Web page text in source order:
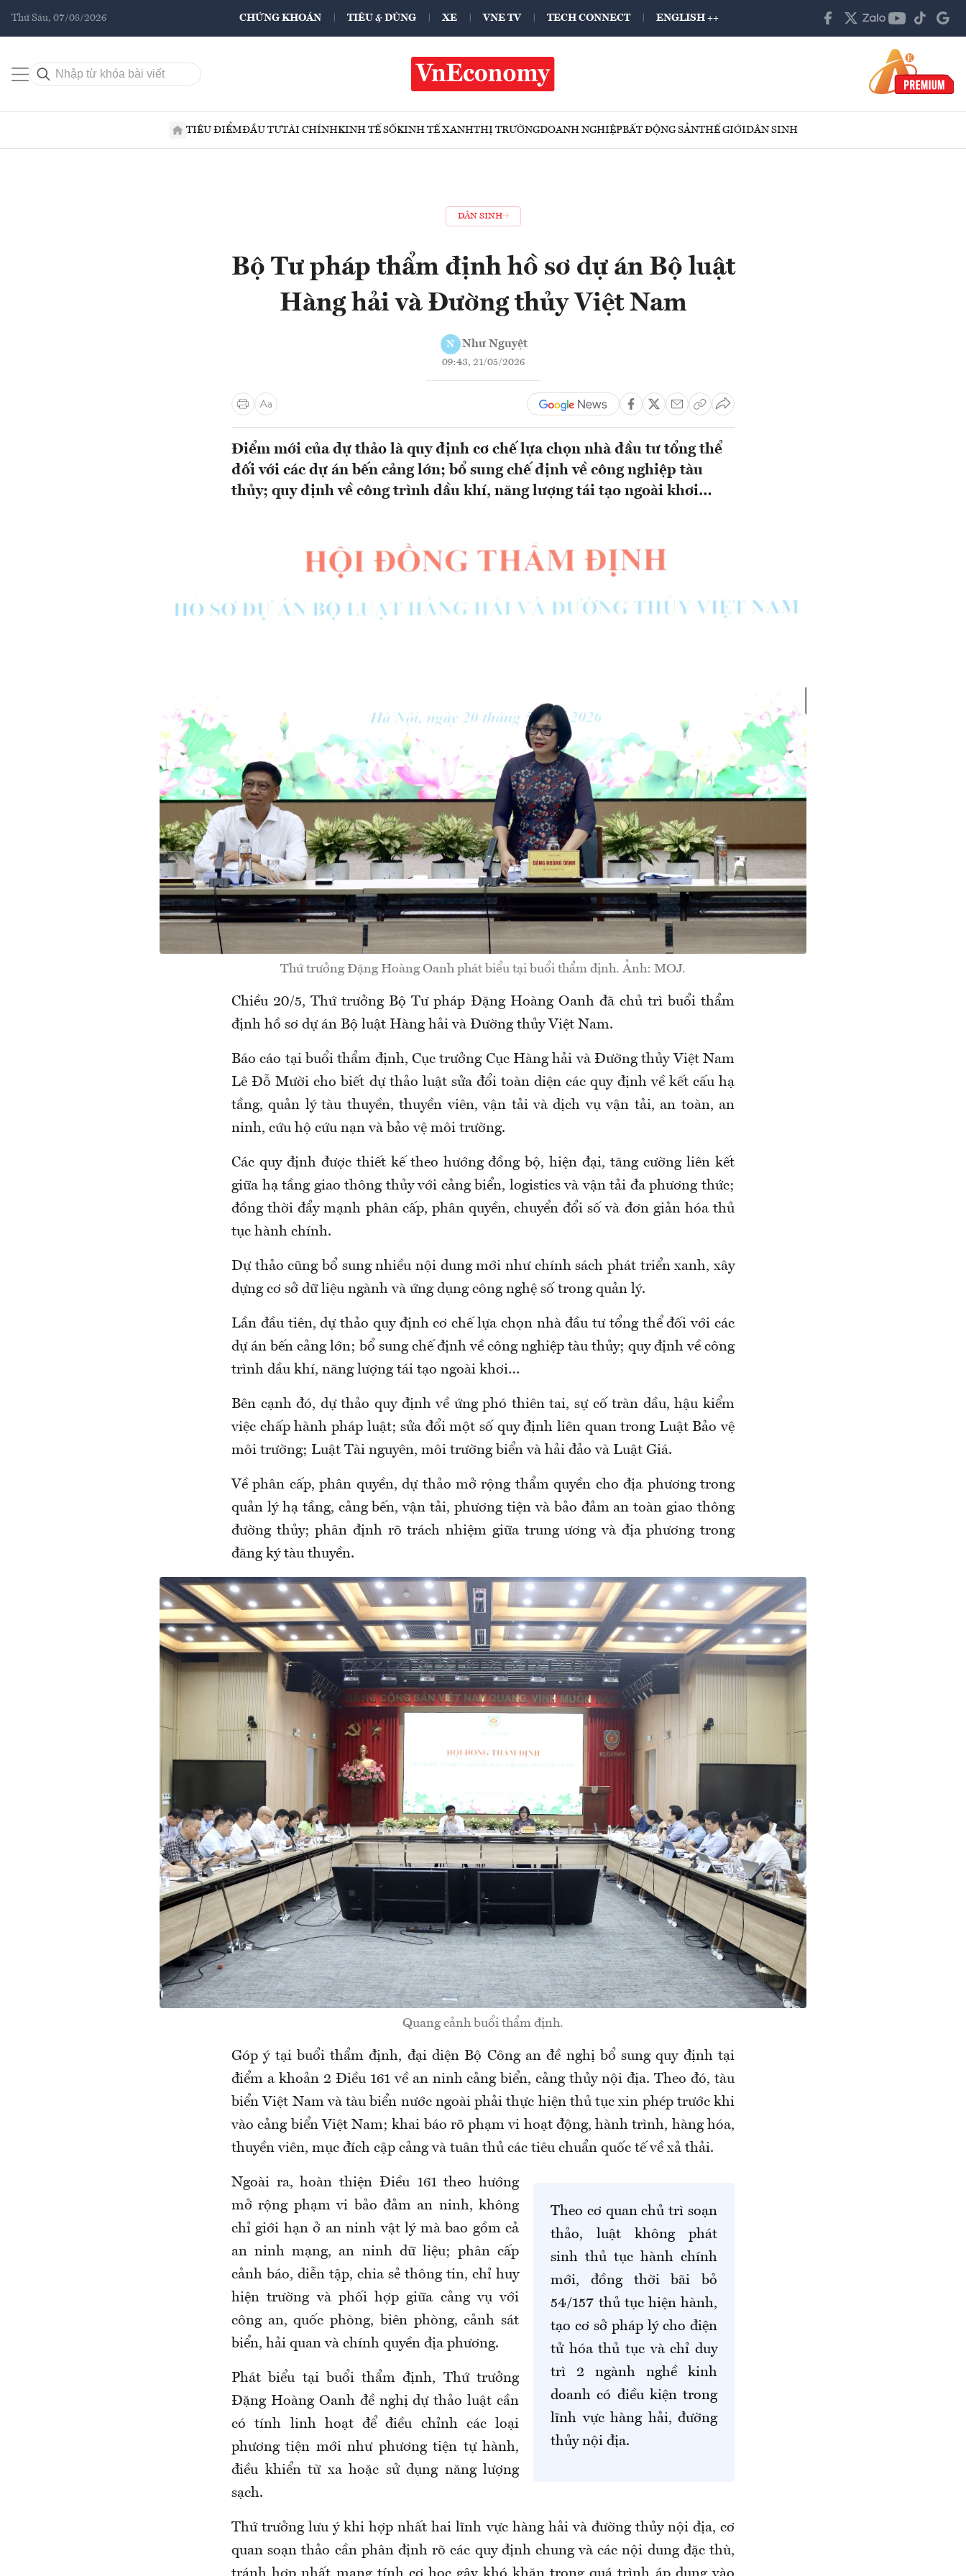
Thứ Sáu, 07/08/2026 CHỨNG KHOÁN TIÊU & DÙNG XE VNE TV TECH CONNECT ENGLISH ++
TIÊU ĐIỂMĐẦU TƯTÀI CHÍNHKINH TẾ SỐKINH TẾ XANHTHỊ TRƯỜNGDOANH NGHIỆPBẤT ĐỘNG SẢNTHẾ GIỚIDÂN SINH
DÂN SINH
Bộ Tư pháp thẩm định hồ sơ dự án Bộ luật
Hàng hải và Đường thủy Việt Nam
N Như Nguyệt
09:43, 21/05/2026
Điểm mới của dự thảo là quy định cơ chế lựa chọn nhà đầu tư tổng thể
đối với các dự án bến cảng lớn; bổ sung chế định về công nghiệp tàu
thủy; quy định về công trình dầu khí, năng lượng tái tạo ngoài khơi…
Thứ trưởng Đặng Hoàng Oanh phát biểu tại buổi thẩm định. Ảnh: MOJ.
Chiều 20/5, Thứ trưởng Bộ Tư pháp Đặng Hoàng Oanh đã chủ trì buổi thẩm
định hồ sơ dự án Bộ luật Hàng hải và Đường thủy Việt Nam.
Báo cáo tại buổi thẩm định, Cục trưởng Cục Hàng hải và Đường thủy Việt Nam
Lê Đỗ Mười cho biết dự thảo luật sửa đổi toàn diện các quy định về kết cấu hạ
tầng, quản lý tàu thuyền, thuyền viên, vận tải và dịch vụ vận tải, an toàn, an
ninh, cứu hộ cứu nạn và bảo vệ môi trường.
Các quy định được thiết kế theo hướng đồng bộ, hiện đại, tăng cường liên kết
giữa hạ tầng giao thông thủy với cảng biển, logistics và vận tải đa phương thức;
đồng thời đẩy mạnh phân cấp, phân quyền, chuyển đổi số và đơn giản hóa thủ
tục hành chính.
Dự thảo cũng bổ sung nhiều nội dung mới như chính sách phát triển xanh, xây
dựng cơ sở dữ liệu ngành và ứng dụng công nghệ số trong quản lý.
Lần đầu tiên, dự thảo quy định cơ chế lựa chọn nhà đầu tư tổng thể đối với các
dự án bến cảng lớn; bổ sung chế định về công nghiệp tàu thủy; quy định về công
trình dầu khí, năng lượng tái tạo ngoài khơi…
Bên cạnh đó, dự thảo quy định về ứng phó thiên tai, sự cố tràn dầu, hậu kiểm
việc chấp hành pháp luật; sửa đổi một số quy định liên quan trong Luật Bảo vệ
môi trường; Luật Tài nguyên, môi trường biển và hải đảo và Luật Giá.
Về phân cấp, phân quyền, dự thảo mở rộng thẩm quyền cho địa phương trong
quản lý hạ tầng, cảng bến, vận tải, phương tiện và bảo đảm an toàn giao thông
đường thủy; phân định rõ trách nhiệm giữa trung ương và địa phương trong
đăng ký tàu thuyền.
Quang cảnh buổi thẩm định.
Góp ý tại buổi thẩm định, đại diện Bộ Công an đề nghị bổ sung quy định tại
điểm a khoản 2 Điều 161 về an ninh cảng biển, cảng thủy nội địa. Theo đó, tàu
biển Việt Nam và tàu biển nước ngoài phải thực hiện thủ tục xin phép trước khi
vào cảng biển Việt Nam; khai báo rõ phạm vi hoạt động, hành trình, hàng hóa,
thuyền viên, mục đích cập cảng và tuân thủ các tiêu chuẩn quốc tế về xả thải.
Theo cơ quan chủ trì soạn
thảo, luật không phát
sinh thủ tục hành chính
mới, đồng thời bãi bỏ
54/157 thủ tục hiện hành,
tạo cơ sở pháp lý cho điện
tử hóa thủ tục và chỉ duy
trì 2 ngành nghề kinh
doanh có điều kiện trong
lĩnh vực hàng hải, đường
thủy nội địa.
Ngoài ra, hoàn thiện Điều 161 theo hướng
mở rộng phạm vi bảo đảm an ninh, không
chỉ giới hạn ở an ninh vật lý mà bao gồm cả
an ninh mạng, an ninh dữ liệu; phân cấp
cảnh báo, diễn tập, chia sẻ thông tin, chỉ huy
hiện trường và phối hợp giữa cảng vụ với
công an, quốc phòng, biên phòng, cảnh sát
biển, hải quan và chính quyền địa phương.
Phát biểu tại buổi thẩm định, Thứ trưởng
Đặng Hoàng Oanh đề nghị dự thảo luật cần
có tính linh hoạt để điều chỉnh các loại
phương tiện mới như phương tiện tự hành,
điều khiển từ xa hoặc sử dụng năng lượng
sạch.
Thứ trưởng lưu ý khi hợp nhất hai lĩnh vực hàng hải và đường thủy nội địa, cơ
quan soạn thảo cần phân định rõ các quy định chung và các nội dung đặc thù,